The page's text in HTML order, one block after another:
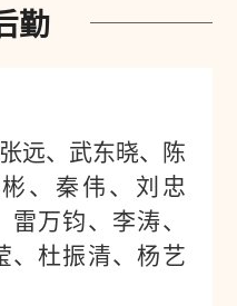
勤
远、武东晓、
陈
、秦伟 、 刘忠
雷万钧、 李涛、
、杜振清、杨艺